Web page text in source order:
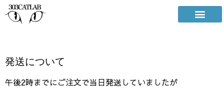
発送について
午後2時までにご注文で当日発送していましたが